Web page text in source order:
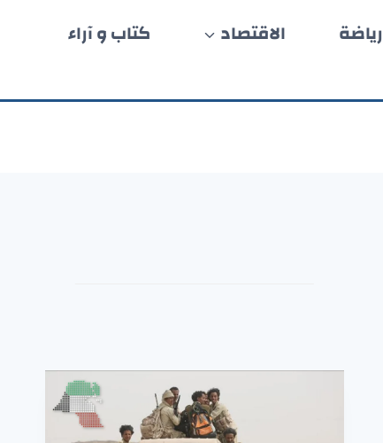
رياضة الاقتصاد
كتاب و آراء